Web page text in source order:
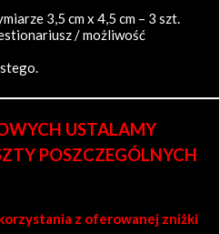
3,5 cm x 4,5 cm – 3 szt.
/ możliwość
USTALAMY
POSZCZEGÓLNYCH
z oferowanej zniżki